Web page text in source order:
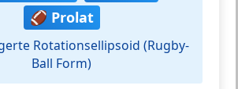
🏈 Prolat
Rotationsellipsoid (Rugby-
Ball Form)